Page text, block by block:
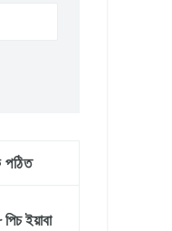
পঠিত
ইয়াবা